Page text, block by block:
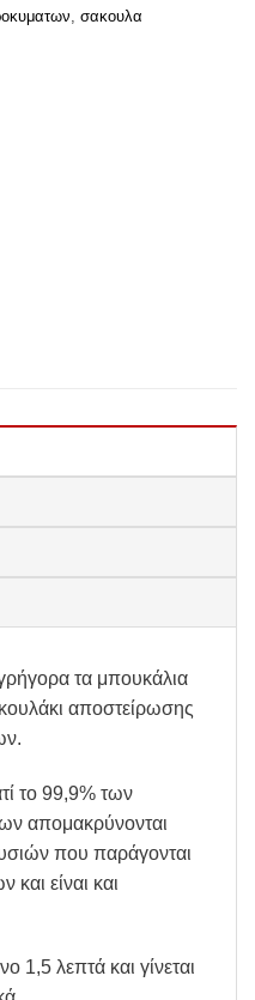
σακουλα
τα μπουκάλια
αποστείρωσης
το 99,9% των
απομακρύνονται
που παράγονται
είναι και
1,5 λεπτά και γίνεται